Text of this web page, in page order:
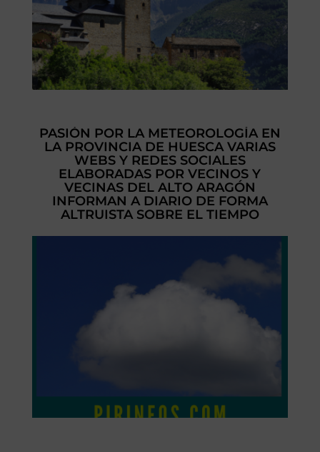
PASIÓN POR LA METEOROLOGÍA EN
LA PROVINCIA DE HUESCA VARIAS
WEBS Y REDES SOCIALES
ELABORADAS POR VECINOS Y
VECINAS DEL ALTO ARAGÓN
INFORMAN A DIARIO DE FORMA
ALTRUISTA SOBRE EL TIEMPO